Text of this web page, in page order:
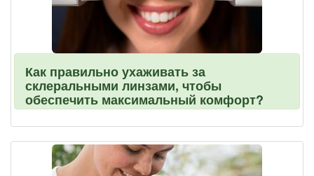
Как правильно ухаживать за
склеральными линзами, чтобы
обеспечить максимальный комфорт?